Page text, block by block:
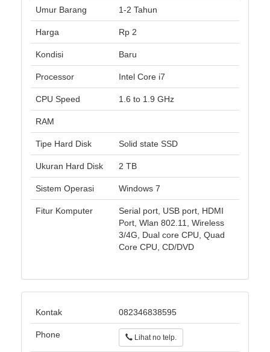
Umur Barang 1-2 Tahun
Harga Rp 2
Kondisi Baru
Processor Intel Core i7
CPU Speed 1.6 to 1.9 GHz
RAM
Tipe Hard Disk Solid state SSD
Ukuran Hard Disk 2 TB
Sistem Operasi Windows 7
Fitur Komputer
Serial port, USB port, HDMI
Port, Wlan 802.11, Wireless
3/4G, Dual core CPU, Quad
Core CPU, CD/DVD
Kontak 082346838595
Phone Lihat no telp.